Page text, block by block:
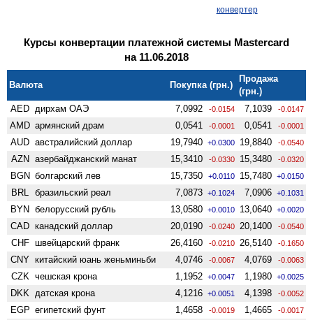
конвертер
Курсы конвертации платежной системы Mastercard
на 11.06.2018
Валюта Покупка (грн.)
Продажа
(грн.)
AED дирхам ОАЭ 7,0992 -0.0154 7,1039 -0.0147
AMD армянский драм 0,0541 -0.0001 0,0541 -0.0001
AUD австралийский доллар 19,7940 +0.0300 19,8840 -0.0540
AZN азербайджанский манат 15,3410 -0.0330 15,3480 -0.0320
BGN болгарский лев 15,7350 +0.0110 15,7480 +0.0150
BRL бразильский реал 7,0873 +0.1024 7,0906 +0.1031
BYN белорусский рубль 13,0580 +0.0010 13,0640 +0.0020
CAD канадский доллар 20,0190 -0.0240 20,1400 -0.0540
CHF швейцарский франк 26,4160 -0.0210 26,5140 -0.1650
CNY китайский юань женьминьби 4,0746 -0.0067 4,0769 -0.0063
CZK чешская крона 1,1952 +0.0047 1,1980 +0.0025
DKK датская крона 4,1216 +0.0051 4,1398 -0.0052
EGP египетский фунт 1,4658 -0.0019 1,4665 -0.0017